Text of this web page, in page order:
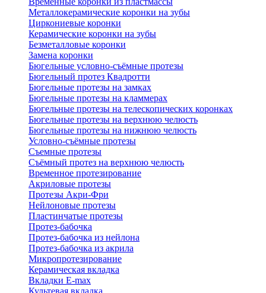
Металлокерамические коронки на зубы
Циркониевые коронки
Керамические коронки на зубы
Безметалловые коронки
Замена коронки
Бюгельные условно-съёмные протезы
Бюгельный протез Квадротти
Бюгельные протезы на замках
Бюгельные протезы на кламмерах
Бюгельные протезы на телескопических коронках
Бюгельные протезы на верхнюю челюсть
Бюгельные протезы на нижнюю челюсть
Условно-съёмные протезы
Съемные протезы
Съёмный протез на верхнюю челюсть
Временное протезирование
Акриловые протезы
Протезы Акри-Фри
Нейлоновые протезы
Пластинчатые протезы
Протез-бабочка
Протез-бабочка из нейлона
Протез-бабочка из акрила
Микропротезирование
Керамическая вкладка
Вкладки E-max
Культевая вкладка